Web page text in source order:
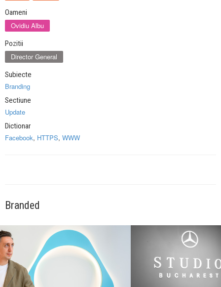
Oameni
Ovidiu Albu
Pozitii
Director General
Subiecte
Branding
Sectiune
Update
Dictionar
Facebook, HTTPS, WWW
Branded